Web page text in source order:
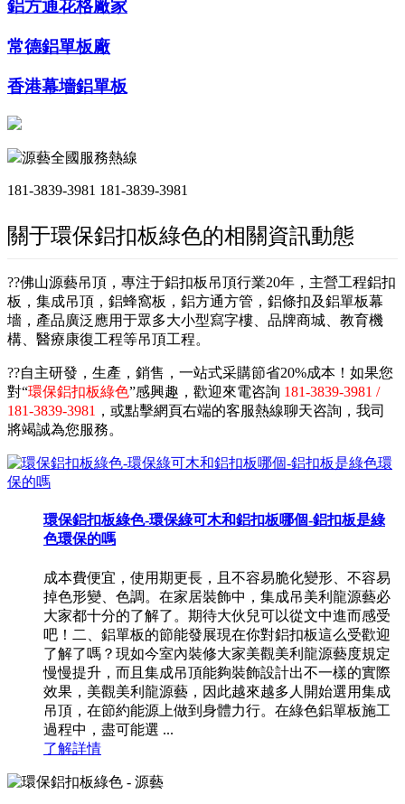
鋁方通花格廠家
常德鋁單板廠
香港幕墻鋁單板
源藝全國服務熱線
181-3839-3981 181-3839-3981
關于環保鋁扣板綠色的相關資訊動態
??佛山源藝吊頂，專注于鋁扣板吊頂行業20年，主營工程鋁扣
板，集成吊頂，鋁蜂窩板，鋁方通方管，鋁條扣及鋁單板幕
墻，產品廣泛應用于眾多大小型寫字樓、品牌商城、教育機
構、醫療康復工程等吊頂工程。
??自主研發，生產，銷售，一站式采購節省20%成本！如果您
對“環保鋁扣板綠色”感興趣，歡迎來電咨詢 181-3839-3981 /
181-3839-3981 ，或點擊網頁右端的客服熱線聊天咨詢，我司
將竭誠為您服務。
環保鋁扣板綠色-環保綠可木和鋁扣板哪個-鋁扣板是綠
色環保的嗎
成本費便宜，使用期更長，且不容易脆化變形、不容易
掉色形變、色調。在家居裝飾中，集成吊美利龍源藝必
大家都十分的了解了。期待大伙兒可以從文中進而感受
吧！二、鋁單板的節能發展現在你對鋁扣板這么受歡迎
了解了嗎？現如今室內裝修大家美觀美利龍源藝度規定
慢慢提升，而且集成吊頂能夠裝飾設計出不一樣的實際
效果，美觀美利龍源藝，因此越來越多人開始選用集成
吊頂，在節約能源上做到身體力行。在綠色鋁單板施工
過程中，盡可能選 ...
了解詳情